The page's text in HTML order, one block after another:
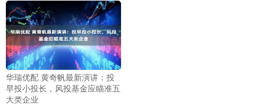
华瑞优配 黄奇帆最新演讲：投
早投小投长，风投基金应瞄准五
大类企业